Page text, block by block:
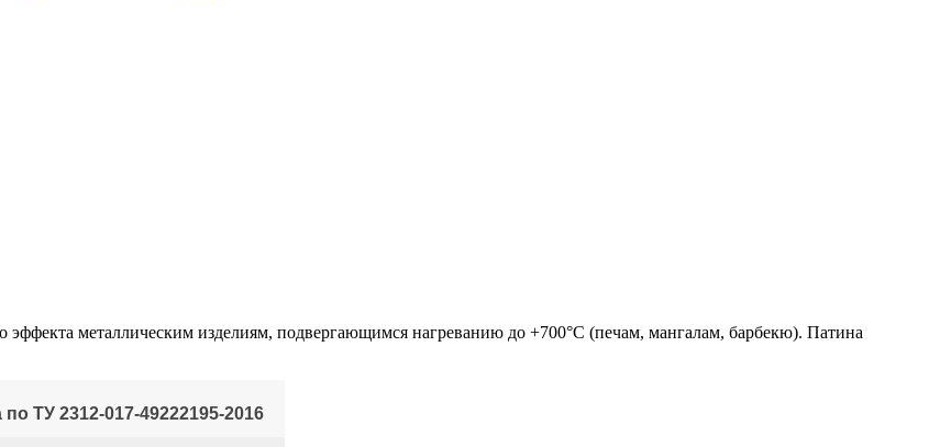
эффекта металлическим изделиям, подвергающимся нагреванию до +700°С (печам, мангалам, барбекю). Патина
ТУ 2312-017-49222195-2016